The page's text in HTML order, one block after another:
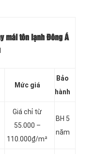
mái tôn lạnh Đông Á
Mức giá
Bảo
hành
Giá chỉ từ
55.000 –
110.000₫/m²
BH 5
năm